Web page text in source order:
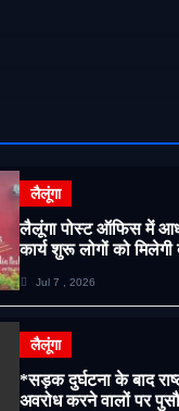
लैलूंगा
लैलूंगा पोस्ट ऑफिस में
कार्य शुरू लोगों को मिलेगी
Jul 7 , 2026
लैलूंगा
*सड़क दुर्घटना के बाद
अवरोध करने वालों पर